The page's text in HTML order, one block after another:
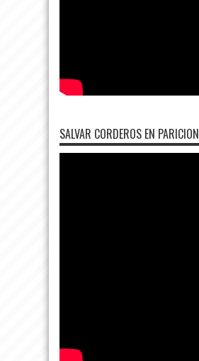
SALVAR CORDEROS EN PARICION